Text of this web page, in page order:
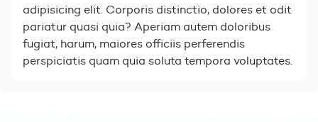
adipisicing elit. Corporis distinctio, dolores et odit
pariatur quasi quia? Aperiam autem doloribus
fugiat, harum, maiores officiis perferendis
perspiciatis quam quia soluta tempora voluptates.